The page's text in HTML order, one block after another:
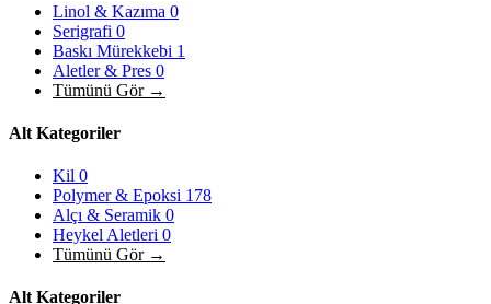
Linol & Kazıma 0
Serigrafi 0
Baskı Mürekkebi 1
Aletler & Pres 0
Tümünü Gör →
Alt Kategoriler
Kil 0
Polymer & Epoksi 178
Alçı & Seramik 0
Heykel Aletleri 0
Tümünü Gör →
Alt Kategoriler